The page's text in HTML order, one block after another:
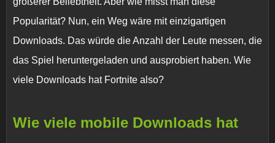
Popularität? Nun, ein Weg wäre mit einzigartigen
Downloads. Das würde die Anzahl der Leute messen, die
das Spiel heruntergeladen und ausprobiert haben. Wie
viele Downloads hat Fortnite also?
Wie viele mobile Downloads hat